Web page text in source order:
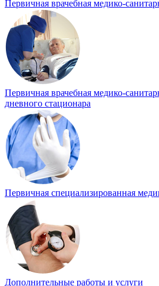
Первичная врачебная медико-
Первичная врачебная медико-
дневного стационара
Первичная специализированная
Дополнительные работы и услуги